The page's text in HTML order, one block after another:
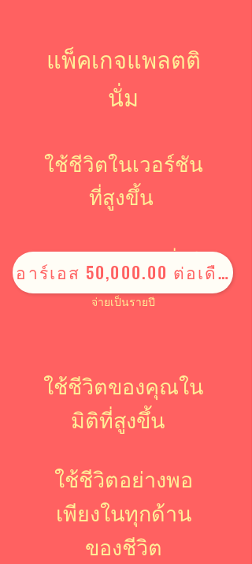
แพ็คเกจแพลตติ
นั่ม
ใช้ชีวิตในเวอร์ชัน
ที่สูงขึ้น
การเดินทางหนึ่งปี
ใช้ชีวิตของคุณใน
มิติที่สูงขึ้น
ใช้ชีวิตอย่างพอ
เพียงในทุกด้าน
ของชีวิต
จ่ายเป็นรายปี
อาร์เอส 50,000.00 ต่อเดือน